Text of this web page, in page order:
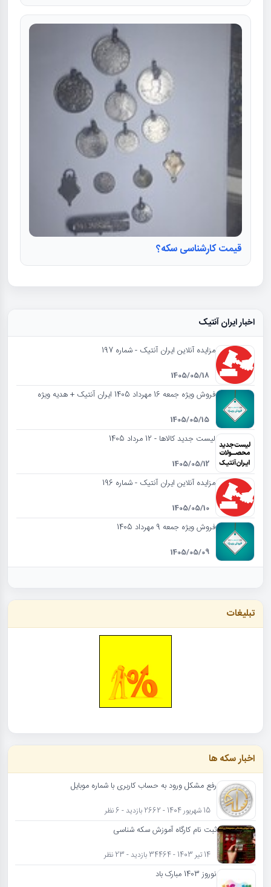
قیمت کارشناسی سکه؟
اخبار ایران آنتیک
مزایده آنلاین ایران آنتیک - شماره 197
1405/05/18
فروش ویژه جمعه 16 مهرداد 1405 ایران آنتیک + هدیه ویژه
1405/05/15
لیست جدید کالاها - 12 مرداد 1405
1405/05/12
مزایده آنلاین ایران آنتیک - شماره 196
1405/05/10
فروش ویژه جمعه 9 مهرداد 1405
1405/05/09
تبلیغات
اخبار سکه ها
رفع مشکل ورود به حساب کاربری با شماره موبایل
15 شهریور 1404 - 2662 بازدید - 6 نظر
ثبت نام کارگاه آموزش سکه شناسی
14 تیر 1403 - 34464 بازدید - 23 نظر
نوروز 1403 مبارک باد